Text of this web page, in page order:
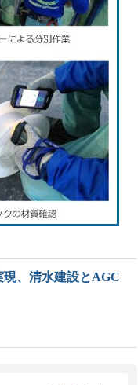
、清水建設とAGC